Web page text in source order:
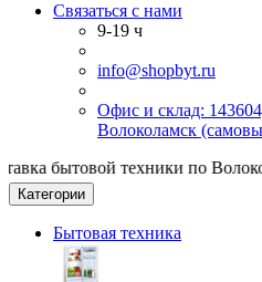
Связаться с нами
9-19 ч
info@shopbyt.ru
Офис и склад:
Волоколамск
Категории
Бытовая техника